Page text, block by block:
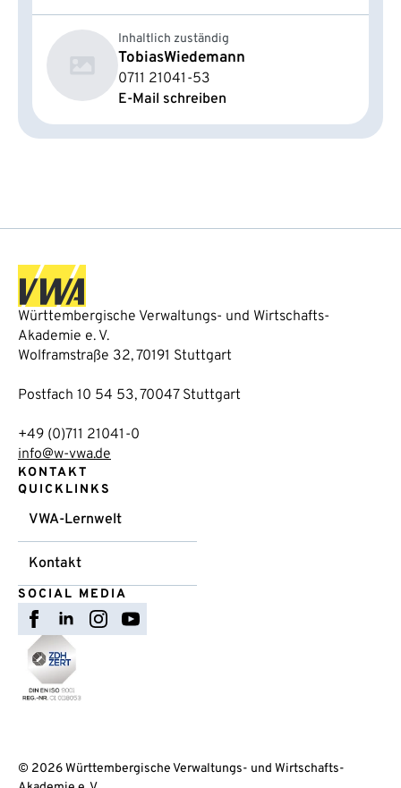
Inhaltlich zuständig
TobiasWiedemann
0711 21041-53
E-Mail schreiben
Württembergische Verwaltungs- und Wirtschafts-
Akademie e. V.
Wolframstraße 32, 70191 Stuttgart
Postfach 10 54 53, 70047 Stuttgart
+49 (0)711 21041-0
info@w-vwa.de
KONTAKT
QUICKLINKS
VWA-Lernwelt
Kontakt
SOCIAL MEDIA
© 2026 Württembergische Verwaltungs- und Wirtschafts-